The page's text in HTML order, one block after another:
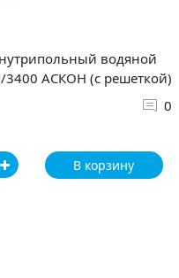
водяной
АСКОН (с решеткой)
0
В корзину